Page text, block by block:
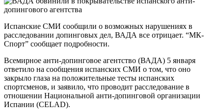
Испанские СМИ сообщили о возможных нарушениях в
расследовании допинговых дел, ВАДА все отрицает. “МК-
Спорт” сообщает подробности.
Всемирное анти-допинговое агентство (ВАДА) 5 января
ответило на сообщения испанских СМИ о том, что оно
закрыло глаза на положительные тесты испанских
спортсменов, и заявило, что проводит расследование в
отношении Национальной анти-допинговой организации
Испании (CELAD).